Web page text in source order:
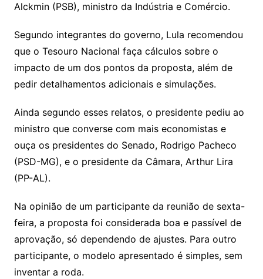
Alckmin (PSB), ministro da Indústria e Comércio.
Segundo integrantes do governo, Lula recomendou
que o Tesouro Nacional faça cálculos sobre o
impacto de um dos pontos da proposta, além de
pedir detalhamentos adicionais e simulações.
Ainda segundo esses relatos, o presidente pediu ao
ministro que converse com mais economistas e
ouça os presidentes do Senado, Rodrigo Pacheco
(PSD-MG), e o presidente da Câmara, Arthur Lira
(PP-AL).
Na opinião de um participante da reunião de sexta-
feira, a proposta foi considerada boa e passível de
aprovação, só dependendo de ajustes. Para outro
participante, o modelo apresentado é simples, sem
inventar a roda.